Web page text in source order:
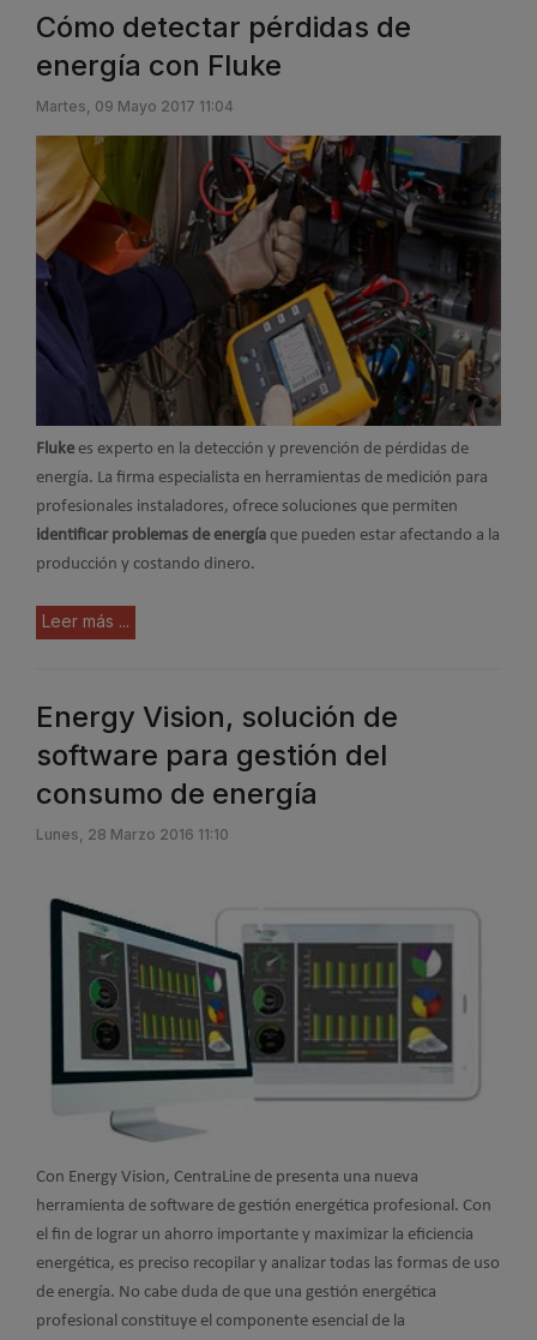
Cómo detectar pérdidas de
energía con Fluke
Martes, 09 Mayo 2017 11:04
Flukees experto en la detección y prevención de pérdidas de
energía. La firma especialista en herramientas de medición para
profesionales instaladores, ofrece soluciones que permiten
identificar problemas de energía que pueden estar afectando a la
producción y costando dinero.
Leer más ...
Energy Vision, solución de
software para gestión del
consumo de energía
Lunes, 28 Marzo 2016 11:10
Con Energy Vision, CentraLine de presenta una nueva
herramienta de software de gestión energética profesional. Con
el fin de lograr un ahorro importante y maximizar la eficiencia
energética, es preciso recopilar y analizar todas las formas de uso
de energía. No cabe duda de que una gestión energética
profesional constituye el componente esencial de la